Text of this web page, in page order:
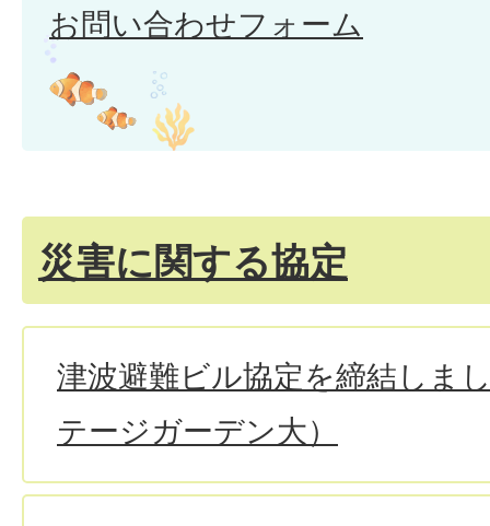
お問い合わせフォーム
災害に関する協定
津波避難ビル協定を締結しま
テージガーデン大）